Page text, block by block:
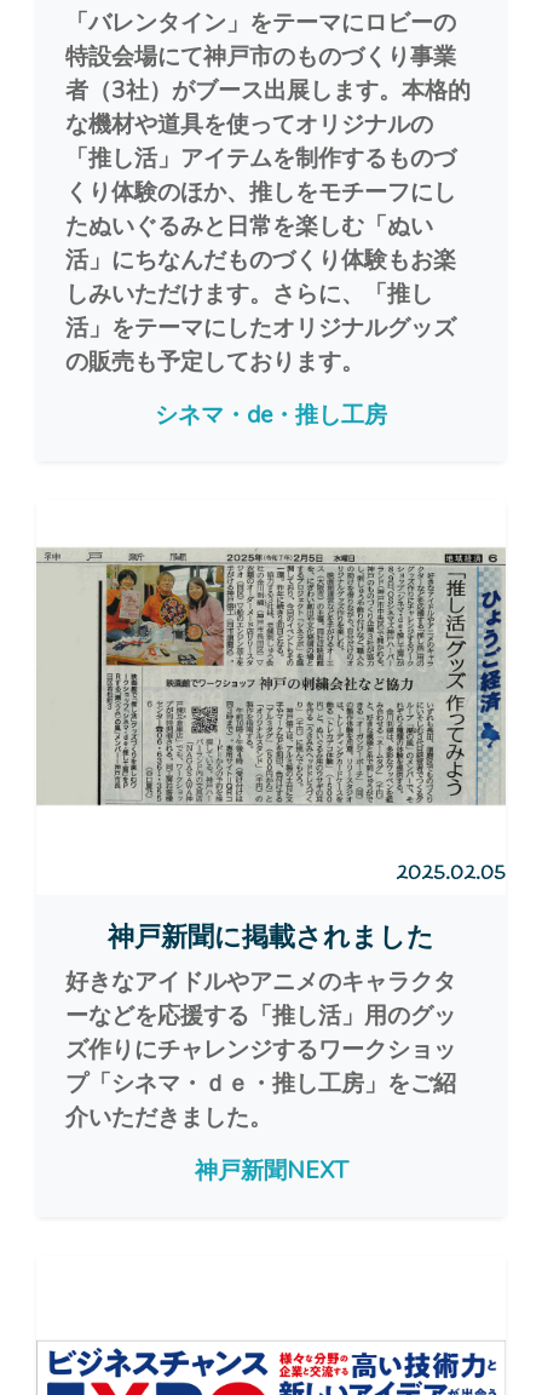
「バレンタイン」をテーマにロビーの
特設会場にて神戸市のものづくり事業
者（3社）がブース出展します。本格的
な機材や道具を使ってオリジナルの
「推し活」アイテムを制作するものづ
くり体験のほか、推しをモチーフにし
たぬいぐるみと日常を楽しむ「ぬい
活」にちなんだものづくり体験もお楽
しみいただけます。さらに、「推し
活」をテーマにしたオリジナルグッズ
の販売も予定しております。
シネマ・de・推し工房
2025.02.05
神戸新聞に掲載されました
好きなアイドルやアニメのキャラクタ
ーなどを応援する「推し活」用のグッ
ズ作りにチャレンジするワークショッ
プ「シネマ・ｄｅ・推し工房」をご紹
介いただきました。
神戸新聞NEXT